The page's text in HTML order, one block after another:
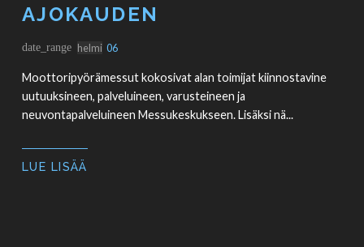
AJOKAUDEN
date_range helmi 06
Moottoripyörämessut kokosivat alan toimijat kiinnostavine
uutuuksineen, palveluineen, varusteineen ja
neuvontapalveluineen Messukeskukseen. Lisäksi nä...
LUE LISÄÄ